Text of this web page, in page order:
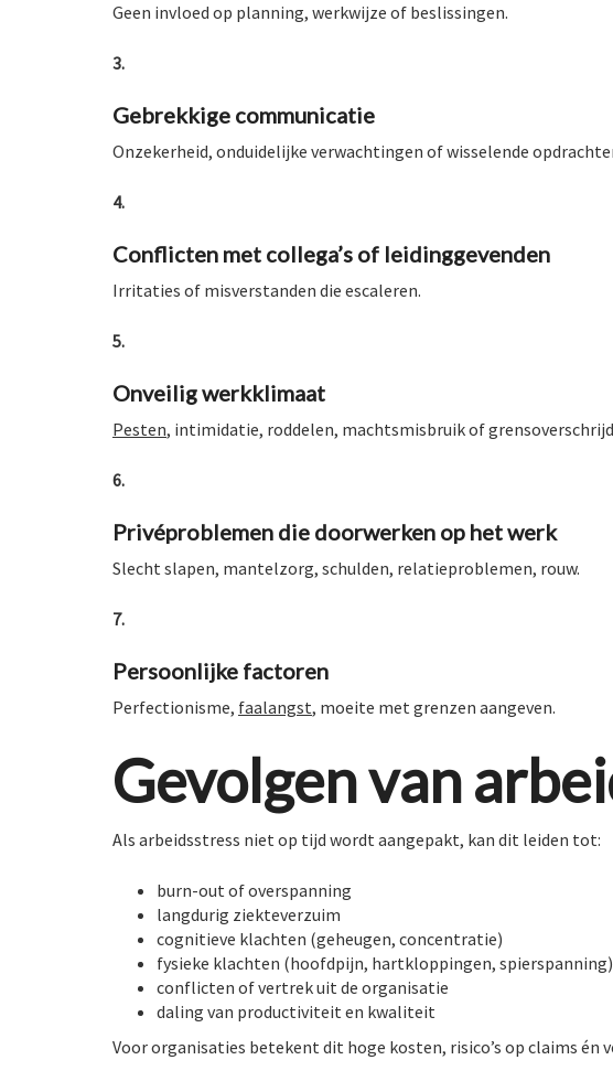
Geen invloed op planning, werkwijze of beslissingen.
3.
Gebrekkige communicatie
Onzekerheid, onduidelijke verwachtingen of wisselende
4.
Conflicten met collega’s of leidinggevenden
Irritaties of misverstanden die escaleren.
5.
Onveilig werkklimaat
Pesten, intimidatie, roddelen, machtsmisbruik of
6.
Privéproblemen die doorwerken op het werk
Slecht slapen, mantelzorg, schulden, relatieproblemen, rouw.
7.
Persoonlijke factoren
Perfectionisme, faalangst, moeite met grenzen aangeven.
Gevolgen van
Als arbeidsstress niet op tijd wordt aangepakt, kan dit leiden tot:
burn-out of overspanning
langdurig ziekteverzuim
cognitieve klachten (geheugen, concentratie)
fysieke klachten (hoofdpijn, hartkloppingen, spierspanning)
conflicten of vertrek uit de organisatie
daling van productiviteit en kwaliteit
Voor organisaties betekent dit hoge kosten, risico’s op claims én